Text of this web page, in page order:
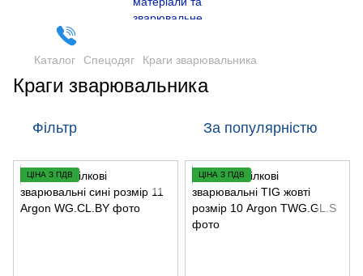
Каталог Спецодяг Краги зварювальника
Краги зварювальника
Фільтр За популярністю
ЦІНА З ПДВ ЦІНА З ПДВ